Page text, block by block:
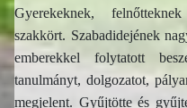
Gyerekeknek,
szakkört. Szabadidejének
emberekkel folytatott
tanulmányt, dolgozatot,
megjelent. Gyűjtötte és